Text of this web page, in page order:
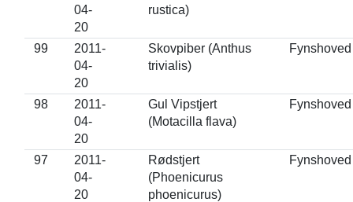
04-
20
rustica)
99
2011-
04-
20
Skovpiber (Anthus
trivialis)
Fynshoved
98
2011-
04-
20
Gul Vipstjert
(Motacilla flava)
Fynshoved
97
2011-
04-
20
Rødstjert
(Phoenicurus
phoenicurus)
Fynshoved